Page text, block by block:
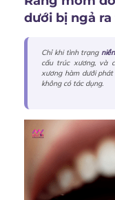
dưới bị ngả
Chỉ khi tình trạng
cấu trúc xương, và
xương hàm dưới
không có tác dụng.